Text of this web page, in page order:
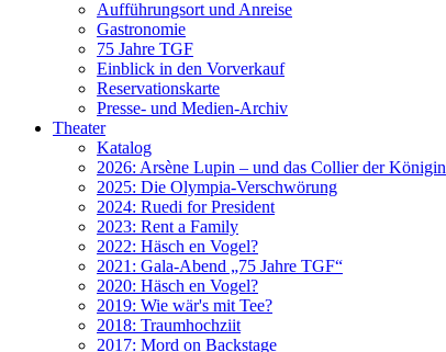
Aufführungsort und Anreise
Gastronomie
75 Jahre TGF
Einblick in den Vorverkauf
Reservationskarte
Presse- und Medien-Archiv
Theater
Katalog
2026: Arsène Lupin – und das Collier der Königin
2025: Die Olympia-Verschwörung
2024: Ruedi for President
2023: Rent a Family
2022: Häsch en Vogel?
2021: Gala-Abend „75 Jahre TGF“
2020: Häsch en Vogel?
2019: Wie wär's mit Tee?
2018: Traumhochziit
2017: Mord on Backstage